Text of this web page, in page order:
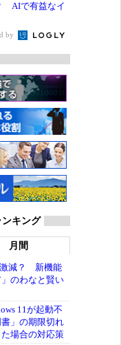
AIで有益なイ
by
ンキング
月間
激減？ 新機能
」のわなと賢い
11が起動不
」の期限切れ
場合の対応策